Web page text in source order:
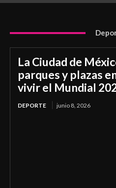
La Ciudad de
parques y plazas
vivir el Mundial
DEPORTE junio 8, 2026